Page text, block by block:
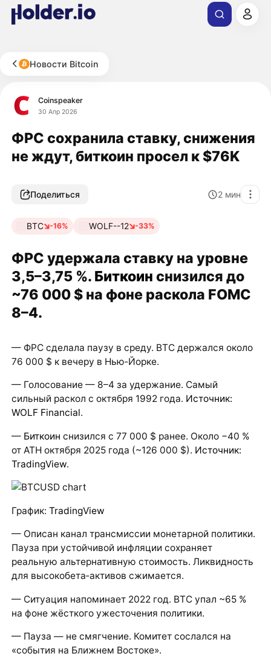
Новости Bitcoin
Coinspeaker
30 Апр 2026
ФРС сохранила ставку, снижения
не ждут, биткоин просел к $76K
Поделиться 2 мин
BTC -16% WOLF--12 -33%
ФРС удержала ставку на уровне
3,5–3,75 %. Биткоин снизился до
~76 000 $ на фоне раскола FOMC
8–4.
— ФРС сделала паузу в среду. BTC держался около
76 000 $ к вечеру в Нью‑Йорке.
— Голосование — 8–4 за удержание. Самый
сильный раскол с октября 1992 года. Источник:
WOLF Financial.
— Биткоин снизился с 77 000 $ ранее. Около −40 %
от ATH октября 2025 года (~126 000 $). Источник:
TradingView.
График: TradingView
— Описан канал трансмиссии монетарной политики.
Пауза при устойчивой инфляции сохраняет
реальную альтернативную стоимость. Ликвидность
для высокобета‑активов сжимается.
— Ситуация напоминает 2022 год. BTC упал ~65 %
на фоне жёсткого ужесточения политики.
— Пауза — не смягчение. Комитет сослался на
«события на Ближнем Востоке».